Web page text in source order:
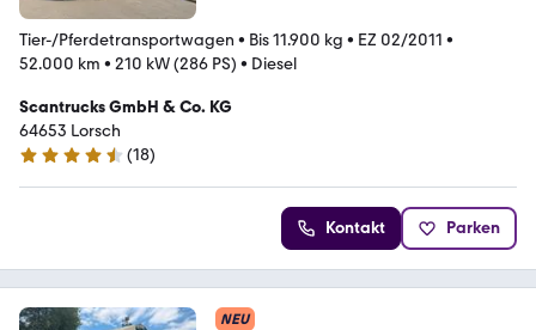
Tier-/Pferdetransportwagen • Bis 11.900 kg • EZ 02/2011 •
52.000 km • 210 kW (286 PS) • Diesel
Scantrucks GmbH & Co. KG
64653 Lorsch
4.7 Sterne
(18)
Kontakt Parken
NEU